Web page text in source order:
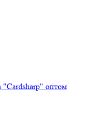
оптом